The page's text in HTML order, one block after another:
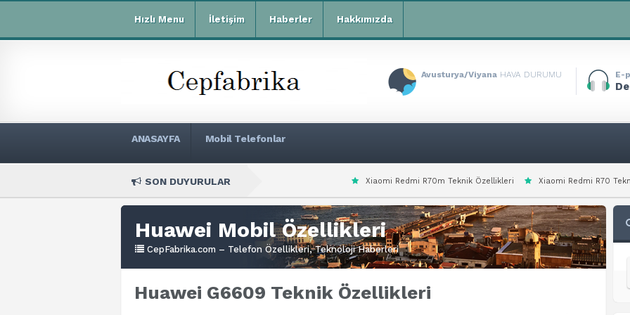
Hızlı Menu İletişim Haberler Hakkımızda
Avusturya/Viyana HAVA DURUMU E-
ANASAYFA Mobil Telefonlar
SON DUYURULAR Xiaomi Redmi R70m Teknik Özellikleri Xiaomi Redmi R70 Teknik Özellikleri
Huawei Mobil Özellikleri
CepFabrika.com – Telefon Özellikleri, Teknoloji Haberleri
Huawei G6609 Teknik Özellikleri